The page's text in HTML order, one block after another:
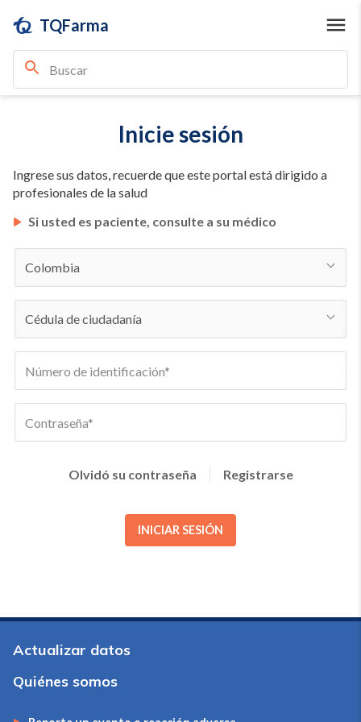
TQFarma
Inicie sesión
Ingrese sus datos, recuerde que este portal está dirigido a
profesionales de la salud
Si usted es paciente, consulte a su médico
Olvidó su contraseña Registrarse
INICIAR SESIÓN
Actualizar datos
Quiénes somos